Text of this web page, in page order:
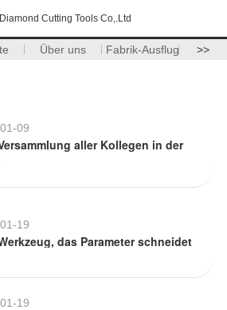
Cutting Tools Co,.Ltd
Über uns Fabrik-Ausflug >>
09
aller Kollegen in der
19
das Parameter schneidet
19